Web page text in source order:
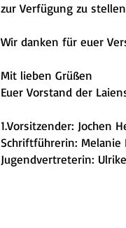
zur Verfügung zu
Wir danken für euer
Mit lieben Grüßen
Euer Vorstand der
1.Vorsitzender:
Schriftführerin:
Jugendvertreterin: